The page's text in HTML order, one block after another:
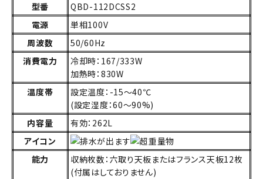
型番
QBD-112DCSS2
電源
単相100V
周波数
50/60Hz
消費電力
冷却時：167/333W
加熱時：830W
温度帯
設定温度：-15～40℃
(設定湿度：60～90%)
内容量
有効：262L
アイコン
能力
収納枚数：六取り天板またはフランス天板12枚
(付属はしておりません)